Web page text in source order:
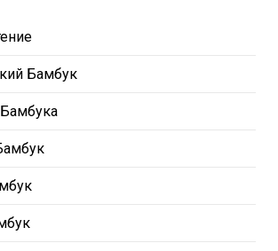
Бамбук